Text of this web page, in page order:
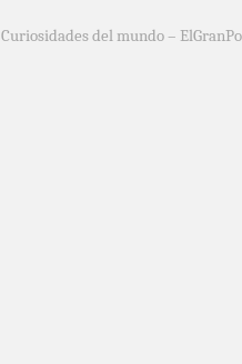
Curiosidades del mundo –